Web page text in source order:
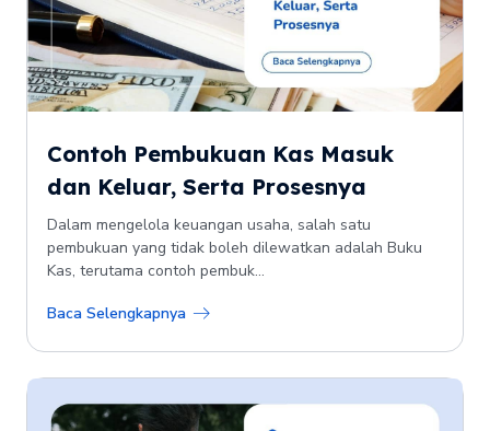
Contoh Pembukuan Kas Masuk
dan Keluar, Serta Prosesnya
Dalam mengelola keuangan usaha, salah satu
pembukuan yang tidak boleh dilewatkan adalah Buku
Kas, terutama contoh pembuk...
Baca Selengkapnya